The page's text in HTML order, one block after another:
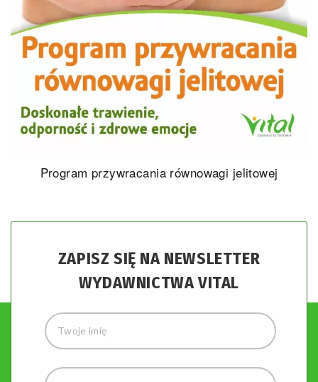
Program przywracania równowagi jelitowej
ZAPISZ SIĘ NA NEWSLETTER
WYDAWNICTWA VITAL